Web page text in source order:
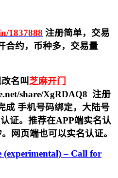
1837888 注册简单，交易
约， 币种多，交易量
名叫芝麻开门
share/XgRDAQ8 注册
成 手机号码绑定，大陆号
证。推荐在APP端实名认
网页端也可以实名认证。
(experimental) – Call for